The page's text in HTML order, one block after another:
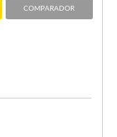
COMPARADOR